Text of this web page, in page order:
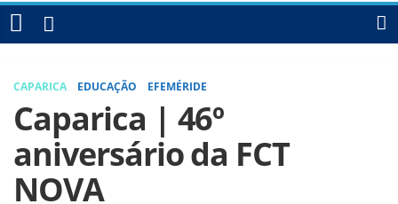
CAPARICA EDUCAÇÃO EFEMÉRIDE
Caparica | 46º
aniversário da FCT
NOVA